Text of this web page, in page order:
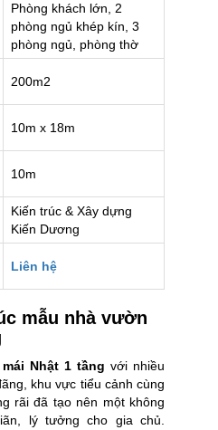
Phòng khách lớn, 2
phòng ngủ khép kín, 3
phòng ngủ, phòng thờ
200m2
10m x 18m
10m
Kiến trúc & Xây dựng
Kiến Dương
Liên hệ
mẫu nhà vườn
Nhật 1 tầng với nhiều
khu vực tiểu cảnh cùng
rãi đã tạo nên một không
lý tưởng cho gia chủ.